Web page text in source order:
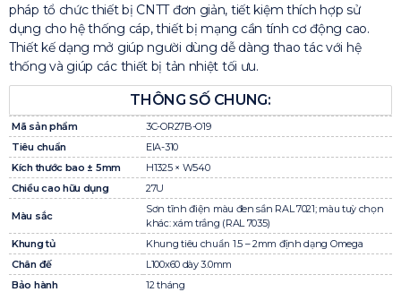
pháp tổ chức thiết bị CNTT đơn giản, tiết kiệm thích hợp sử
dụng cho hệ thống cáp, thiết bị mạng cần tính cơ động cao.
Thiết kế dạng mở giúp người dùng dễ dàng thao tác với hệ
thống và giúp các thiết bị tản nhiệt tối ưu.
THÔNG SỐ CHUNG:
Mã sản phẩm
3C-OR27B-O19
Tiêu chuẩn
EIA-310
Kích thước bao ± 5mm
H1325 × W540
Chiều cao hữu dụng
27U
Màu sắc
Sơn tĩnh điện màu đen sần RAL 7021; màu tuỳ chọn
khác: xám trắng (RAL 7035)
Khung tủ
Khung tiêu chuẩn 1.5 – 2mm định dạng Omega
Chân đế
L100x60 dày 3.0mm
Bảo hành
12 tháng